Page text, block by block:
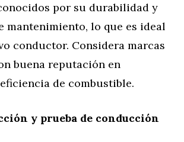
por su durabilidad y
mantenimiento, lo que es ideal
conductor. Considera marcas
buena reputación en
de combustible.
y prueba de conducción